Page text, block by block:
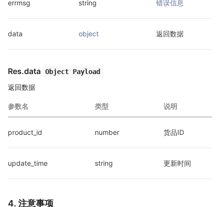
errmsg string 错误信息
data object 返回数据
Res.data Object Payload
返回数据
参数名 类型 说明
product_id number 货品ID
update_time string 更新时间
4. 注意事项